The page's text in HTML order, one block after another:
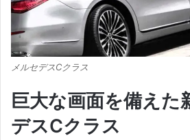
メルセデスCクラス
巨大な画面を備えた
デスCクラス